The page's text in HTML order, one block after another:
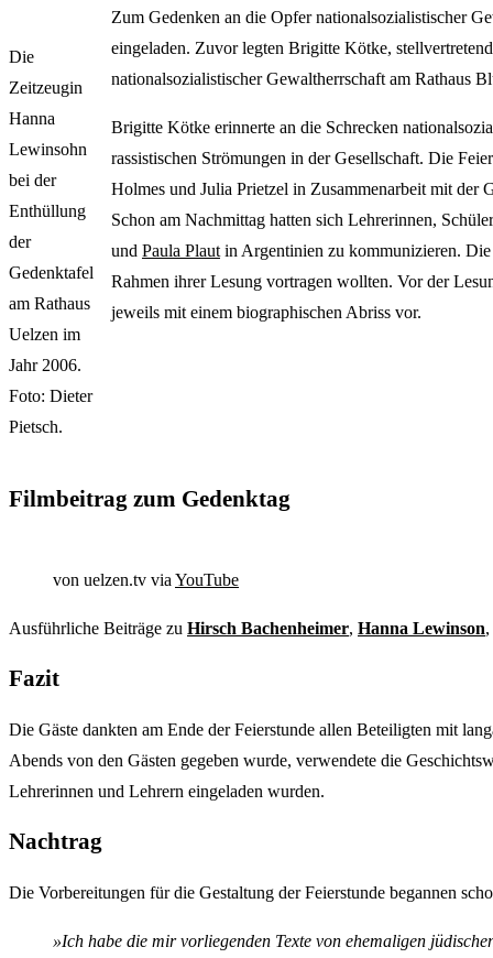
Die
Zeitzeugin
Hanna
Lewinsohn
bei der
Enthüllung
der
Gedenktafel
am Rathaus
Uelzen im
Jahr 2006.
Foto: Dieter
Pietsch.
Zum Gedenken an die Opfer nationalsozialistischer
eingeladen. Zuvor legten Brigitte Kötke,
nationalsozialistischer Gewaltherrschaft am Rathaus
Brigitte Kötke erinnerte an die Schrecken
rassistischen Strömungen in der Gesellschaft. Die
Holmes und Julia Prietzel in Zusammenarbeit mit der
Schon am Nachmittag hatten sich Lehrerinnen,
und Paula Plaut in Argentinien zu kommunizieren.
Rahmen ihrer Lesung vortragen wollten. Vor der
jeweils mit einem biographischen Abriss vor.
Filmbeitrag zum Gedenktag
von uelzen.tv via YouTube
Ausführliche Beiträge zu Hirsch Bachenheimer, Hanna Lewinson,
Fazit
Die Gäste dankten am Ende der Feierstunde allen Beteiligten mit
Abends von den Gästen gegeben wurde, verwendete die
Lehrerinnen und Lehrern eingeladen wurden.
Nachtrag
Die Vorbereitungen für die Gestaltung der Feierstunde begannen
»Ich habe die mir vorliegenden Texte von ehemaligen